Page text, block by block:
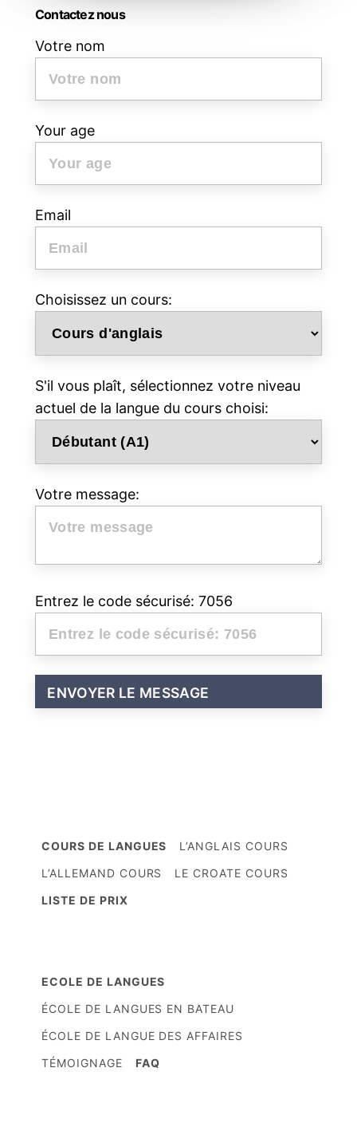
Contactez nous
Votre nom
Your age
Email
Choisissez un cours:
S'il vous plaît, sélectionnez votre niveau
actuel de la langue du cours choisi:
Votre message:
Entrez le code sécurisé: 7056
COURS DE LANGUES
L’ANGLAIS COURS
L’ALLEMAND COURS
LE CROATE COURS
LISTE DE PRIX
ECOLE DE LANGUES
ÉCOLE DE LANGUES EN BATEAU
ÉCOLE DE LANGUE DES AFFAIRES
TÉMOIGNAGE
FAQ